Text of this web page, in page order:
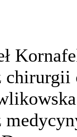
chirurgii